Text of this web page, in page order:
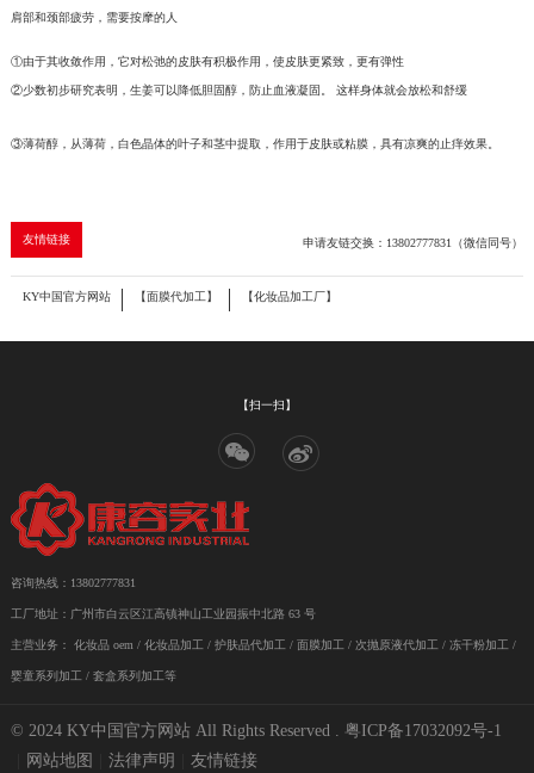
肩部和颈部疲劳，需要按摩的人
①由于其收敛作用，它对松弛的皮肤有积极作用，使皮肤更紧致，更有弹性
②少数初步研究表明，生姜可以降低胆固醇，防止血液凝固。 这样身体就会放松和舒缓
③薄荷醇，从薄荷，白色晶体的叶子和茎中提取，作用于皮肤或粘膜，具有凉爽的止痒效果。
友情链接 申请友链交换：13802777831（微信同号）
KY中国官方网站 【面膜代加工】 【化妆品加工厂】
【扫一扫】
咨询热线：13802777831
工厂地址：广州市白云区江高镇神山工业园振中北路 63 号
主营业务： 化妆品 oem / 化妆品加工 / 护肤品代加工 / 面膜加工 / 次抛原液代加工 / 冻干粉加工 /
婴童系列加工 / 套盒系列加工等
© 2024 KY中国官方网站 All Rights Reserved . 粤ICP备17032092号-1
网站地图 法律声明 友情链接